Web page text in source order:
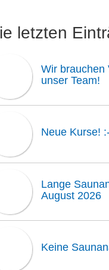
letzten
Wir brauchen
unser Team!
Neue Kurse!
Lange
August 2026
Keine